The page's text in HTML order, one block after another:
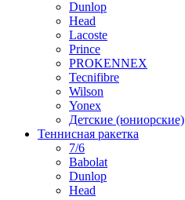
Dunlop
Head
Lacoste
Prince
PROKENNEX
Tecnifibre
Wilson
Yonex
Детские (юниорские)
Теннисная ракетка
7/6
Babolat
Dunlop
Head